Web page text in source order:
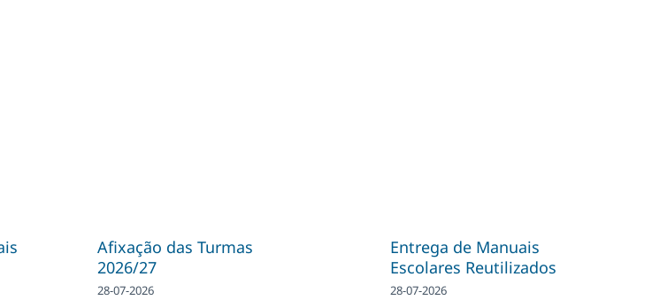
Afixação das Turmas
2026/27
28-07-2026
Entrega de Manuais
Escolares Reutilizados
28-07-2026